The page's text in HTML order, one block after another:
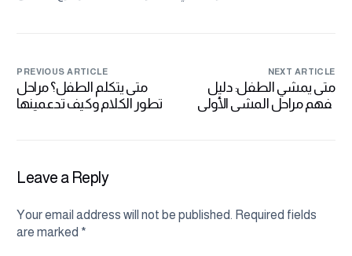
PREVIOUS ARTICLE
متى يتكلم الطفل؟ مراحل
تطور الكلام وكيف تدعمينها
NEXT ARTICLE
متى يمشي الطفل: دليل
لفهم مراحل المشي الأولى
Leave a Reply
Your email address will not be published. Required fields
are marked *